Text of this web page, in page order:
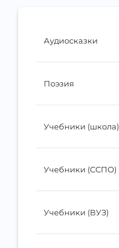
Аудиосказки
Поэзия
Учебники (школа)
Учебники (ССПО)
Учебники (ВУЗ)